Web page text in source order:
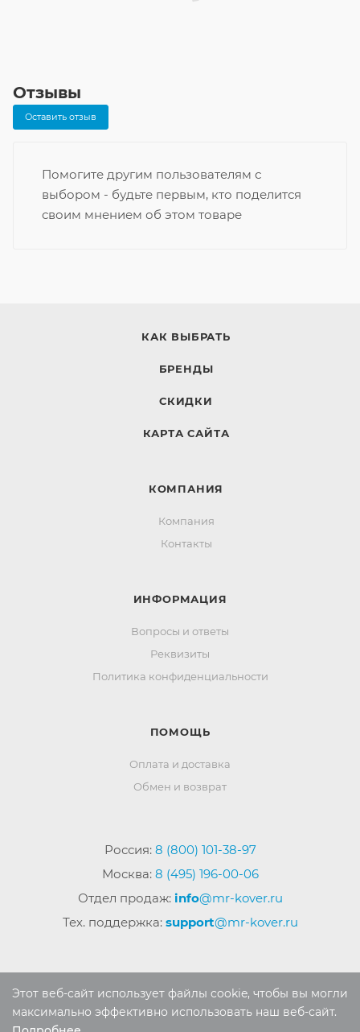
Отзывы
Оставить отзыв
Помогите другим пользователям с
выбором - будьте первым, кто поделится
своим мнением об этом товаре
КАК ВЫБРАТЬ
БРЕНДЫ
СКИДКИ
КАРТА САЙТА
КОМПАНИЯ
Компания
Контакты
ИНФОРМАЦИЯ
Вопросы и ответы
Реквизиты
Политика конфиденциальности
ПОМОЩЬ
Оплата и доставка
Обмен и возврат
Россия: 8 (800) 101-38-97
Москва: 8 (495) 196-00-06
Отдел продаж: info@mr-kover.ru
Тех. поддержка: support@mr-kover.ru
2022-2026 © Интернет магазинMR-KOVER.RU
Авторские права защищены. Воспроизведение
материалов сайта без письменного разрешения
Этот веб-сайт использует файлы cookie, чтобы вы могли
максимально эффективно использовать наш веб-сайт.